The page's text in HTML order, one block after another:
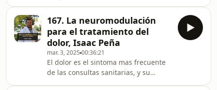
más prevalentes
Nevado, enfermera y ahora coach
detrasplantes ayudando a personas
en procesos de rasplantes de
órganos. Ya sabéis que estoy
intentando traer a pacientes y gente
que hable en primera persona de
enfermedades o procesos, y a Irene
167. La neuromodulación
para el tratamiento del
dolor, Isaac Peña
mar. 3, 2025 00:36:21
El dolor es el sintoma mas frecuente
de las consultas sanitarias, y su